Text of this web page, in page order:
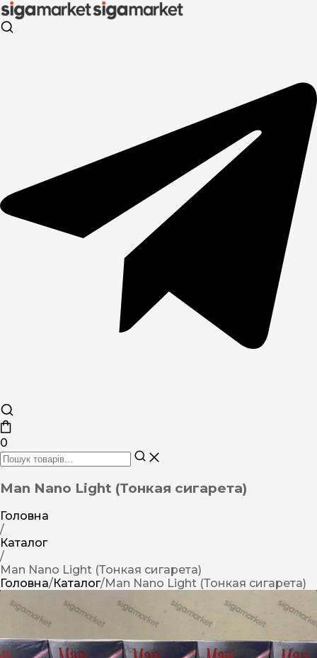
0
Man Nano Light (Тонкая сигарета)
Головна
/
Каталог
/
Man Nano Light (Тонкая сигарета)
Головна/Каталог/Man Nano Light (Тонкая сигарета)